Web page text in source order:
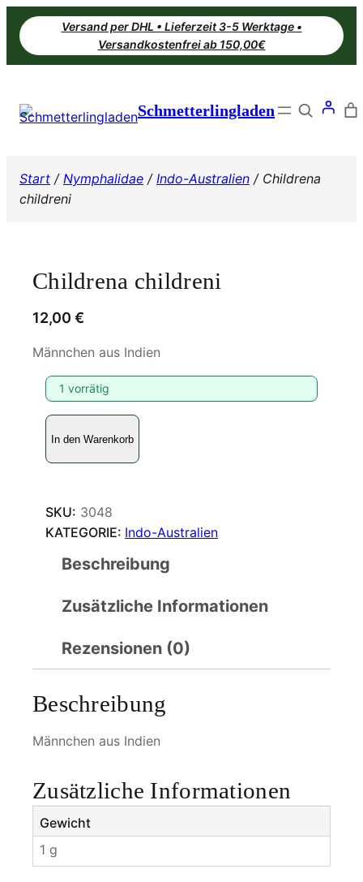
Zum
Inhalt
springen
Versand per DHL • Lieferzeit 3-5 Werktage •
Versandkostenfrei ab 150,00€
Schmetterlingladen Search
Start / Nymphalidae / Indo-Australien / Childrena
childreni
Childrena childreni
12,00 €
Männchen aus Indien
1 vorrätig
C
i
d
r
l
r
n
M
e
n
g
e
In den Warenkorb
SKU: 3048
KATEGORIE: Indo-Australien
Beschreibung
Zusätzliche Informationen
Rezensionen (0)
Beschreibung
Männchen aus Indien
Zusätzliche Informationen
Gewicht
1 g